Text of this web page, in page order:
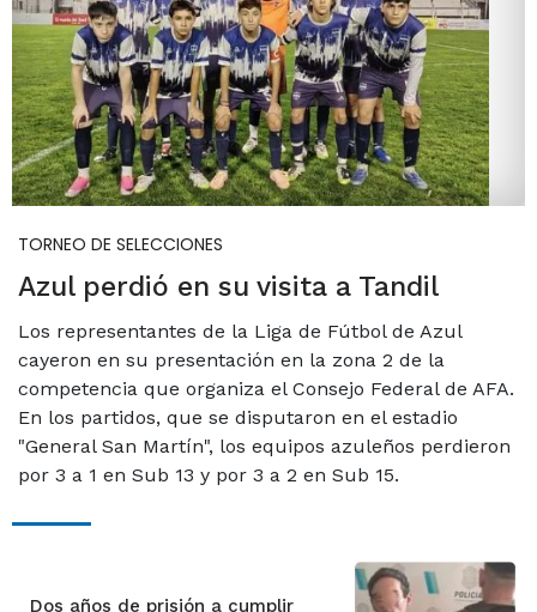
TORNEO DE SELECCIONES
Azul perdió en su visita a Tandil
Los representantes de la Liga de Fútbol de Azul
cayeron en su presentación en la zona 2 de la
competencia que organiza el Consejo Federal de AFA.
En los partidos, que se disputaron en el estadio
"General San Martín", los equipos azuleños perdieron
por 3 a 1 en Sub 13 y por 3 a 2 en Sub 15.
Dos años de prisión a cumplir